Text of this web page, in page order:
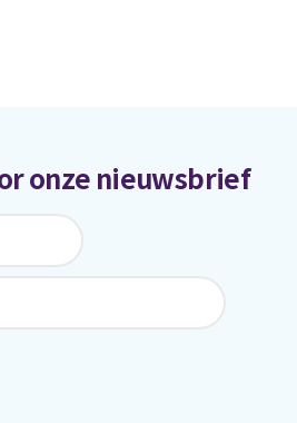
onze nieuwsbrief